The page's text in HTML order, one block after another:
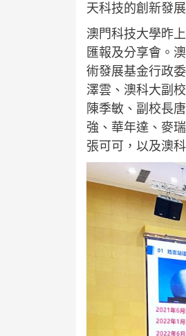
天科技的創新發展
澳門科技大學昨
匯報及分享會。
術發展基金行政
澤雲、澳科大副
陳季敏、副校長
強、華年達、麥
張可可，以及澳